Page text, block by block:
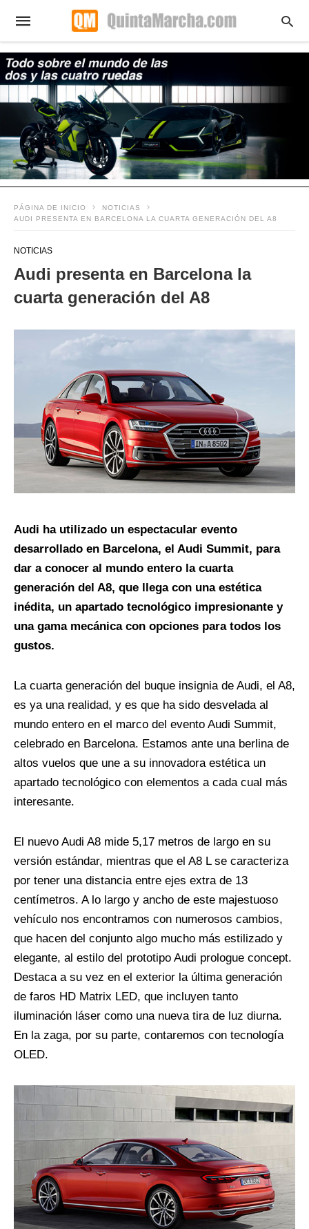
PÁGINA DE INICIO
NOTICIAS
AUDI PRESENTA EN BARCELONA LA CUARTA GENERACIÓN DEL A8
NOTICIAS
Audi presenta en Barcelona la
cuarta generación del A8
Audi ha utilizado un espectacular evento
desarrollado en Barcelona, el Audi Summit, para
dar a conocer al mundo entero la cuarta
generación del A8, que llega con una estética
inédita, un apartado tecnológico impresionante y
una gama mecánica con opciones para todos los
gustos.
La cuarta generación del buque insignia de Audi, el A8,
es ya una realidad, y es que ha sido desvelada al
mundo entero en el marco del evento Audi Summit,
celebrado en Barcelona. Estamos ante una berlina de
altos vuelos que une a su innovadora estética un
apartado tecnológico con elementos a cada cual más
interesante.
El nuevo Audi A8 mide 5,17 metros de largo en su
versión estándar, mientras que el A8 L se caracteriza
por tener una distancia entre ejes extra de 13
centímetros. A lo largo y ancho de este majestuoso
vehículo nos encontramos con numerosos cambios,
que hacen del conjunto algo mucho más estilizado y
elegante, al estilo del prototipo Audi prologue concept.
Destaca a su vez en el exterior la última generación
de faros HD Matrix LED, que incluyen tanto
iluminación láser como una nueva tira de luz diurna.
En la zaga, por su parte, contaremos con tecnología
OLED.